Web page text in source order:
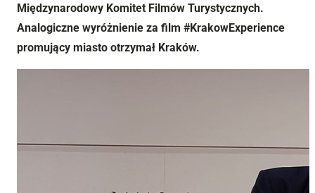
Międzynarodowy Komitet Filmów Turystycznych.
Analogiczne wyróżnienie za film #KrakowExperience
promujący miasto otrzymał Kraków.